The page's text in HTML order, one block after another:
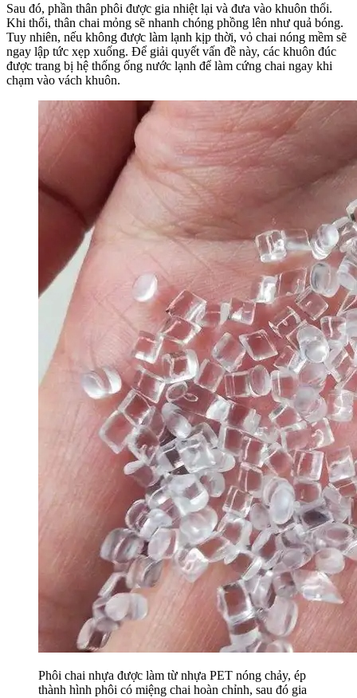
Sau đó, phần thân phôi được gia nhiệt lại và đưa vào khuôn thổi.
Khi thổi, thân chai mỏng sẽ nhanh chóng phồng lên như quả bóng.
Tuy nhiên, nếu không được làm lạnh kịp thời, vỏ chai nóng mềm sẽ
ngay lập tức xẹp xuống. Để giải quyết vấn đề này, các khuôn đúc
được trang bị hệ thống ống nước lạnh để làm cứng chai ngay khi
chạm vào vách khuôn.
Phôi chai nhựa được làm từ nhựa PET nóng chảy, ép
thành hình phôi có miệng chai hoàn chỉnh, sau đó gia